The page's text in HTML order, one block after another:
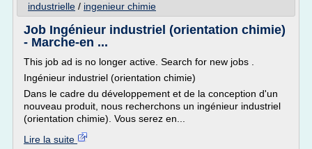
industrielle / ingenieur chimie
Job Ingénieur industriel (orientation chimie)
- Marche-en ...
This job ad is no longer active. Search for new jobs .
Ingénieur industriel (orientation chimie)
Dans le cadre du développement et de la conception d'un
nouveau produit, nous recherchons un ingénieur industriel
(orientation chimie). Vous serez en...
Lire la suite